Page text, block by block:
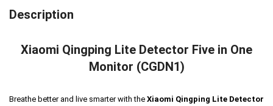
Description
Xiaomi Qingping Lite Detector Five in One
Monitor (CGDN1)
Breathe better and live smarter with the Xiaomi Qingping Lite Detector